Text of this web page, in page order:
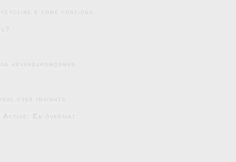
e come funziona
användaromdömen
user insights
Active: En översikt